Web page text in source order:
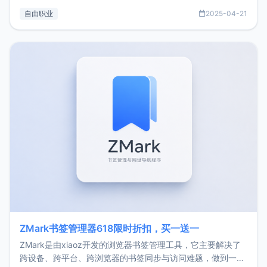
了我的首个产品ImgURL的真实数据和产品现状。自我介绍大
自由职业 2025-04-21
ZMark书签管理器618限时折扣，买一送一
ZMark是由xiaoz开发的浏览器书签管理工具，它主要解决了
跨设备、跨平台、跨浏览器的书签同步与访问难题，做到一处